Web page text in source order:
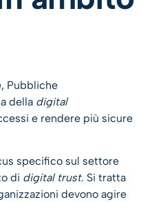
Pubbliche
della digital
e rendere più sicure
specifico sul settore
di digital trust. Si tratta
devono agire